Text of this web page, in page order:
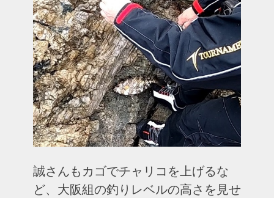
誠さんもカゴでチャリコを上げるな
ど、大阪組の釣りレベルの高さを見せ